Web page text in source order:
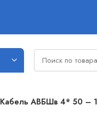
Кабель АВБШв 4* 50 – 1